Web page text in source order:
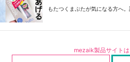
もたつくまぶたが気になる方へ
mezaik製品サイトは